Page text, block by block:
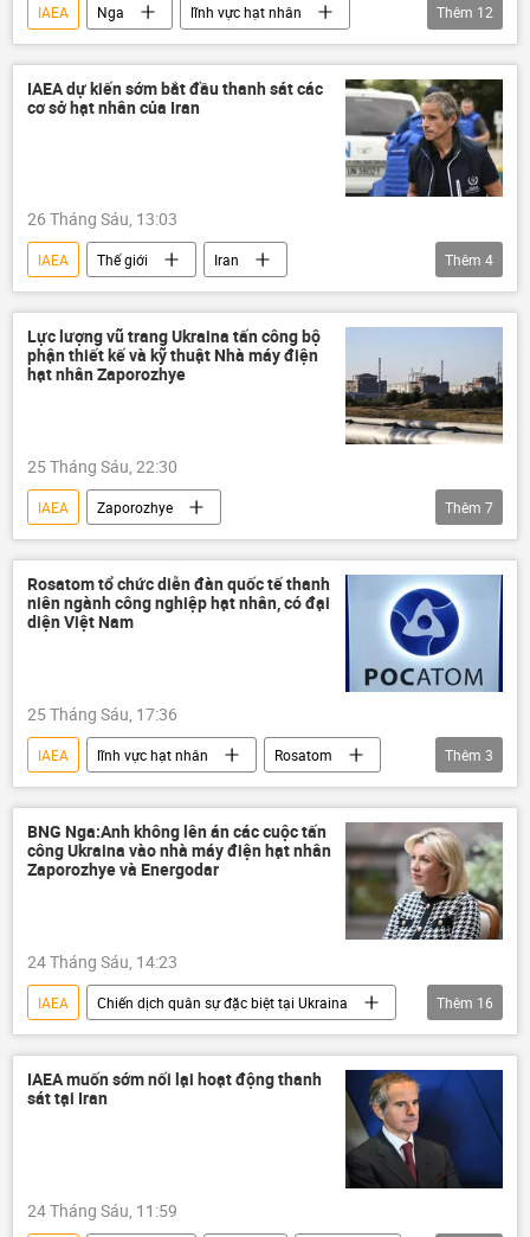
IAEA Nga
lĩnh vực hạt nhân
nhà khoa học hạt nhân
năng lượng hạt nhân
Rosatom
Châu Á
Công nghiệp
Indonesia
Kyrgyzstan
Chính trị
Thêm 12
IAEA dự kiến sớm bắt đầu thanh sát các
cơ sở hạt nhân của Iran
26 Tháng Sáu, 13:03
IAEA Thế giới
Iran
Trung Đông
Hoa Kỳ
uranium
Donald Trump
Xung đột Mỹ-Iran
Thêm 4
Lực lượng vũ trang Ukraina tấn công bộ
phận thiết kế và kỹ thuật Nhà máy điện
hạt nhân Zaporozhye
25 Tháng Sáu, 22:30
IAEA
Zaporozhye
nhà máy điện hạt nhân
Ukraina
Nga
Quân đội Ukraina
Moskva
Châu Âu
Thêm 7
Rosatom tổ chức diễn đàn quốc tế thanh
niên ngành công nghiệp hạt nhân, có đại
diện Việt Nam
25 Tháng Sáu, 17:36
IAEA lĩnh vực hạt nhân
Rosatom
Nga
Việt Nam EVN
Thêm 3
BNG Nga:Anh không lên án các cuộc tấn
công Ukraina vào nhà máy điện hạt nhân
Zaporozhye và Energodar
24 Tháng Sáu, 14:23
IAEA
Chiến dịch quân sự đặc biệt tại Ukraina
Nga
Bộ Ngoại giao Nga
Chính trị
Thế giới
lĩnh vực hạt nhân
nhà máy điện hạt nhân
xung đột
Anh
Thêm 16
IAEA muốn sớm nối lại hoạt động thanh
sát tại Iran
24 Tháng Sáu, 11:59